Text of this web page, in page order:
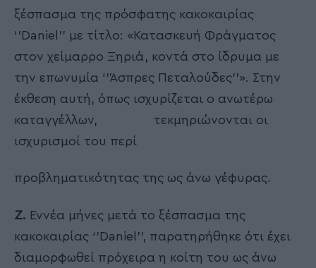
ξέσπασμα της πρόσφατης κακοκαιρίας
‘’Daniel’’ με τίτλο: «Κατασκευή Φράγματος
στον χείμαρρο Ξηριά, κοντά στο ίδρυμα με
την επωνυμία ‘’Άσπρες Πεταλούδες’’». Στην
έκθεση αυτή, όπως ισχυρίζεται ο ανωτέρω
καταγγέλλων, τεκμηριώνονται οι
ισχυρισμοί του περί
προβληματικότητας της ως άνω γέφυρας.
Ζ. Εννέα μήνες μετά το ξέσπασμα της
κακοκαιρίας ‘’Daniel’’, παρατηρήθηκε ότι έχει
διαμορφωθεί πρόχειρα η κοίτη του ως άνω